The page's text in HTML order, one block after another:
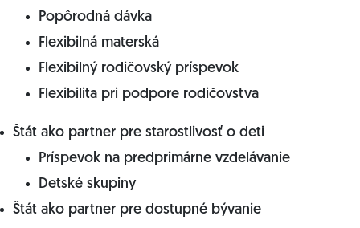
Popôrodná dávka
Flexibilná materská
Flexibilný rodičovský príspevok
Flexibilita pri podpore rodičovstva
Štát ako partner pre starostlivosť o deti
Príspevok na predprimárne vzdelávanie
Detské skupiny
Štát ako partner pre dostupné bývanie